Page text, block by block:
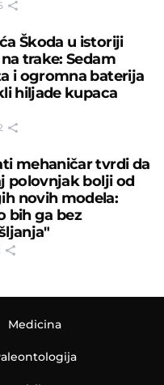
Škoda u istoriji
trake: Sedam
i ogromna baterija
hiljade kupaca
mehaničar tvrdi da
polovnjak bolji od
novih modela:
bih ga bez
Medicina